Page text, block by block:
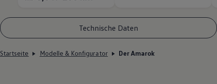
Technische Daten
Startseite Modelle & Konfigurator Der Amarok